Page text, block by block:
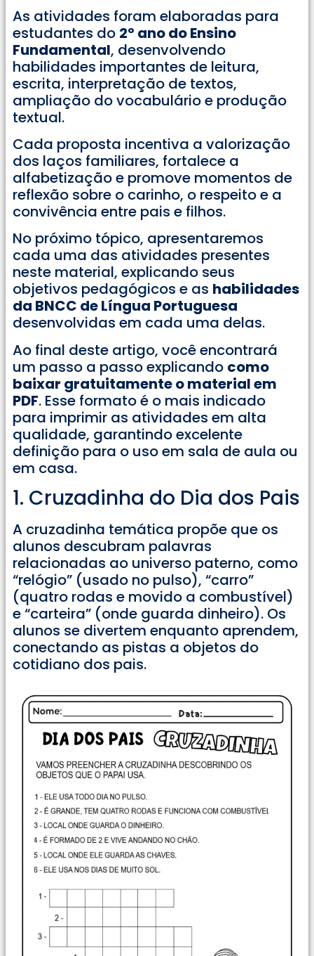
As atividades foram elaboradas para
estudantes do 2º ano do Ensino
Fundamental, desenvolvendo
habilidades importantes de leitura,
escrita, interpretação de textos,
ampliação do vocabulário e produção
textual.
Cada proposta incentiva a valorização
dos laços familiares, fortalece a
alfabetização e promove momentos de
reflexão sobre o carinho, o respeito e a
convivência entre pais e filhos.
No próximo tópico, apresentaremos
cada uma das atividades presentes
neste material, explicando seus
objetivos pedagógicos e as habilidades
da BNCC de Língua Portuguesa
desenvolvidas em cada uma delas.
Ao final deste artigo, você encontrará
um passo a passo explicando como
baixar gratuitamente o material em
PDF. Esse formato é o mais indicado
para imprimir as atividades em alta
qualidade, garantindo excelente
definição para o uso em sala de aula ou
em casa.
1. Cruzadinha do Dia dos Pais
A cruzadinha temática propõe que os
alunos descubram palavras
relacionadas ao universo paterno, como
“relógio” (usado no pulso), “carro”
(quatro rodas e movido a combustível)
e “carteira” (onde guarda dinheiro). Os
alunos se divertem enquanto aprendem,
conectando as pistas a objetos do
cotidiano dos pais.